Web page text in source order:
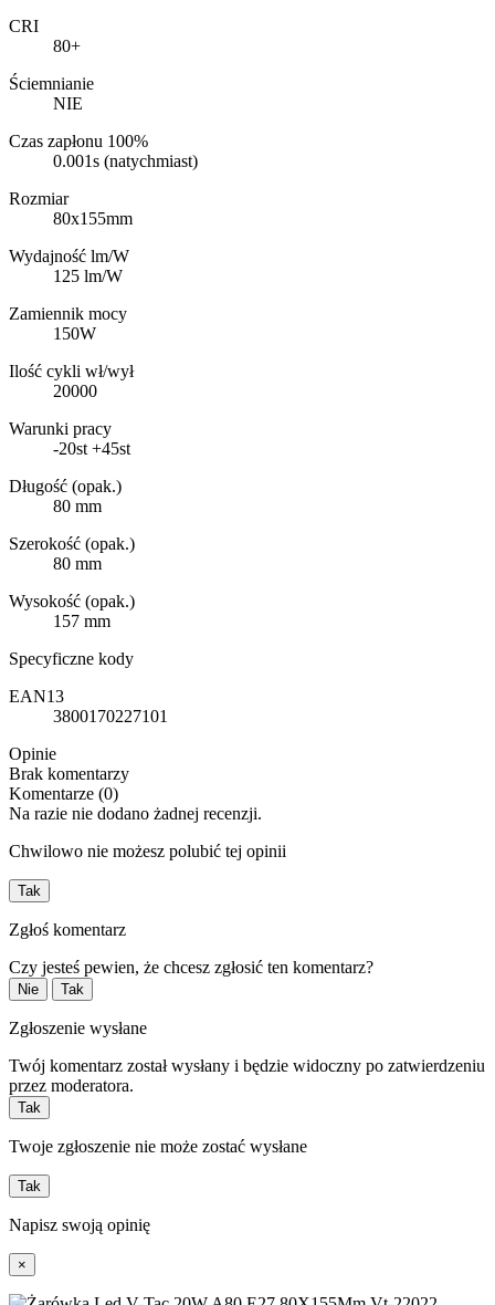
CRI
80+
Ściemnianie
NIE
Czas zapłonu 100%
0.001s (natychmiast)
Rozmiar
80x155mm
Wydajność lm/W
125 lm/W
Zamiennik mocy
150W
Ilość cykli wł/wył
20000
Warunki pracy
-20st +45st
Długość (opak.)
80 mm
Szerokość (opak.)
80 mm
Wysokość (opak.)
157 mm
Specyficzne kody
EAN13
3800170227101
Opinie
Brak komentarzy
Komentarze (0)
Na razie nie dodano żadnej recenzji.
Chwilowo nie możesz polubić tej opinii
Tak
Zgłoś komentarz
Czy jesteś pewien, że chcesz zgłosić ten komentarz?
Nie Tak
Zgłoszenie wysłane
Twój komentarz został wysłany i będzie widoczny po zatwierdzeniu
przez moderatora.
Tak
Twoje zgłoszenie nie może zostać wysłane
Tak
Napisz swoją opinię
×